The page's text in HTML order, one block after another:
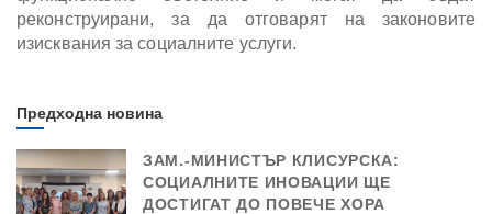
реконструирани, за да отговарят на законовите
изисквания за социалните услуги.
Предходна новина
ЗАМ.-МИНИСТЪР КЛИСУРСКА:
СОЦИАЛНИТЕ ИНОВАЦИИ ЩЕ
ДОСТИГАТ ДО ПОВЕЧЕ ХОРА